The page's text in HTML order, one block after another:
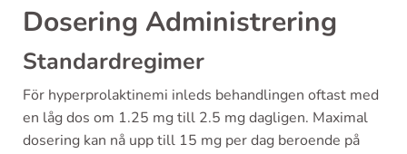
Dosering Administrering
Standardregimer
För hyperprolaktinemi inleds behandlingen oftast med
en låg dos om 1.25 mg till 2.5 mg dagligen. Maximal
dosering kan nå upp till 15 mg per dag beroende på